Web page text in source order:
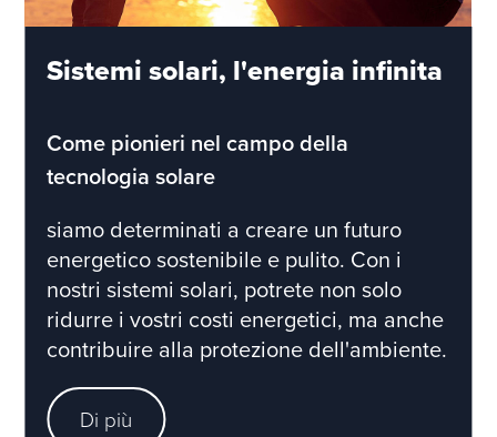
Sistemi solari, l'energia infinita
Come pionieri nel campo della
tecnologia solare
siamo determinati a creare un futuro
energetico sostenibile e pulito. Con i
nostri sistemi solari, potrete non solo
ridurre i vostri costi energetici, ma anche
contribuire alla protezione dell'ambiente.
Di più